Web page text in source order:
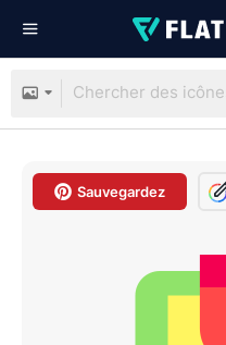
Sauvegardez